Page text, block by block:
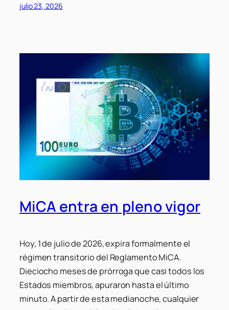
julio 23, 2026
MiCA entra en pleno vigor
Hoy, 1 de julio de 2026, expira formalmente el
régimen transitorio del Reglamento MiCA.
Dieciocho meses de prórroga que casi todos los
Estados miembros, apuraron hasta el último
minuto. A partir de esta medianoche, cualquier